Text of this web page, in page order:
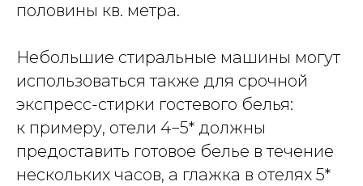
половины кв. метра.
Небольшие стиральные машины могут
использоваться также для срочной
экспресс-стирки гостевого белья:
к примеру, отели 4−5* должны
предоставить готовое белье в течение
нескольких часов, а глажка в отелях 5*